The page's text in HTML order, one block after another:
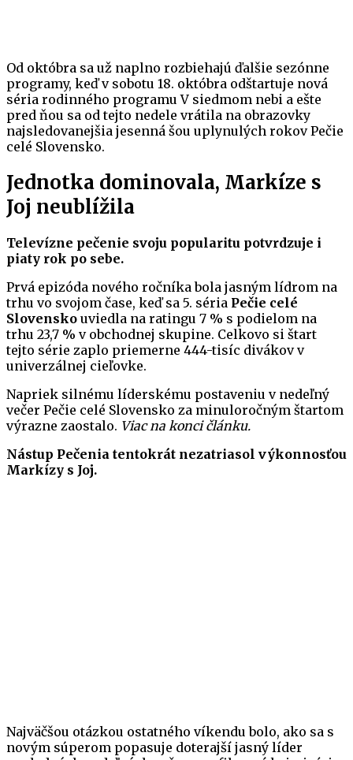
Od októbra sa už naplno rozbiehajú ďalšie sezónne
programy, keď v sobotu 18. októbra odštartuje nová
séria rodinného programu V siedmom nebi a ešte
pred ňou sa od tejto nedele vrátila na obrazovky
najsledovanejšia jesenná šou uplynulých rokov Pečie
celé Slovensko.
Jednotka dominovala, Markíze s
Joj neublížila
Televízne pečenie svoju popularitu potvrdzuje i
piaty rok po sebe.
Prvá epizóda nového ročníka bola jasným lídrom na
trhu vo svojom čase, keď sa 5. séria Pečie celé
Slovensko uviedla na ratingu 7 % s podielom na
trhu 23,7 % v obchodnej skupine. Celkovo si štart
tejto série zaplo priemerne 444-tisíc divákov v
univerzálnej cieľovke.
Napriek silnému líderskému postaveniu v nedeľný
večer Pečie celé Slovensko za minuloročným štartom
výrazne zaostalo. Viac na konci článku.
Nástup Pečenia tentokrát nezatriasol výkonnosťou
Markízy s Joj.
Najväčšou otázkou ostatného víkendu bolo, ako sa s
novým súperom popasuje doterajší jasný líder